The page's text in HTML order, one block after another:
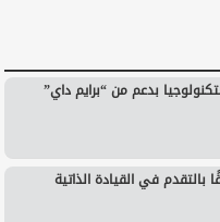
بدعم من “برايم داي”
في القيادة الذاتية